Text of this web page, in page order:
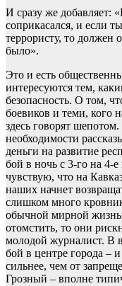
И сразу же добавляет:
соприкасался, и если
террористу, то должен
было».
Это и есть
интересуются тем,
безопасность. О том,
боевиков и теми, кого
здесь говорят
необходимости
деньги на развитие
бой в ночь с 3-го на 4-
чувствую, что на
наших начнет
слишком много
обычной мирной
отомстить, то они
молодой журналист. В
бой в центре города – и
сильнее, чем от
Грозный – вполне